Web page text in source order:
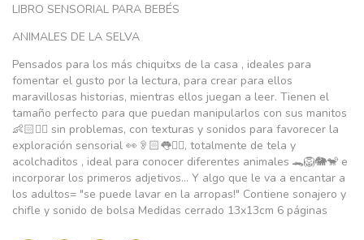
LIBRO SENSORIAL PARA BEBÉS
ANIMALES DE LA SELVA
Pensados para los más chiquitxs de la casa , ideales para
fomentar el gusto por la lectura, para crear para ellos
maravillosas historias, mientras ellos juegan a leer. Tienen el
tamaño perfecto para que puedan manipularlos con sus manitos
👶🏻✋🏻 sin problemas, con texturas y sonidos para favorecer la
exploración sensorial 👀👂🏻👅✋🏻, totalmente de tela y
acolchaditos , ideal para conocer diferentes animales 🐊🦁🐘🐒 e
incorporar los primeros adjetivos... Y algo que le va a encantar a
los adultos= "se puede lavar en la arropas!" Contiene sonajero y
chifle y sonido de bolsa Medidas cerrado 13x13cm 6 páginas